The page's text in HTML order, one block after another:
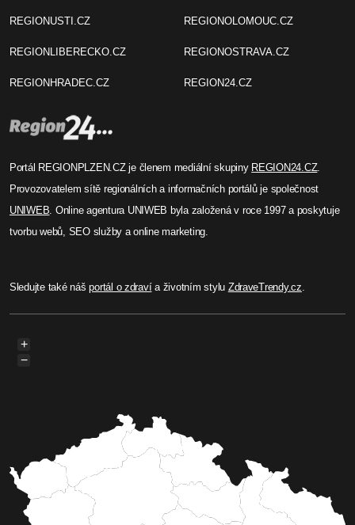
REGIONUSTI.CZ
REGIONLIBERECKO.CZ
REGIONHRADEC.CZ
REGIONOLOMOUC.CZ
REGIONOSTRAVA.CZ
REGION24.CZ
Portál REGIONPLZEN.CZ je členem mediální skupiny REGION24.CZ.
Provozovatelem sítě regionálních a informačních portálů je společnost
UNIWEB. Online agentura UNIWEB byla založená v roce 1997 a poskytuje
tvorbu webů, SEO služby a online marketing.
Sledujte také nášportál o zdravía životním stylu ZdraveTrendy.cz.
+
−